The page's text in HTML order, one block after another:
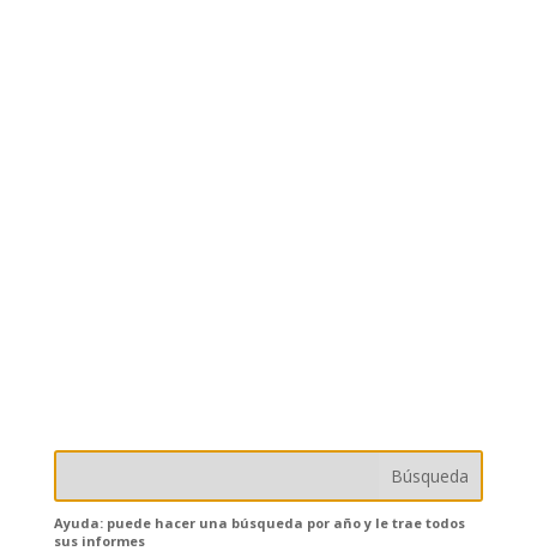
Ayuda: puede hacer una búsqueda por año y le trae todos
sus informes